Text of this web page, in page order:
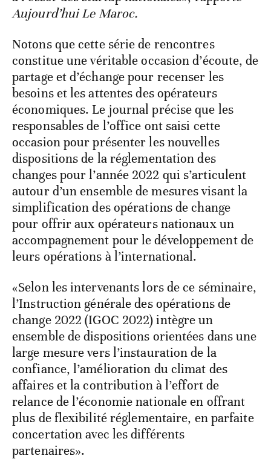
Aujourd’hui Le Maroc.
Notons que cette série de rencontres
constitue une véritable occasion d’écoute, de
partage et d’échange pour recenser les
besoins et les attentes des opérateurs
économiques. Le journal précise que les
responsables de l’office ont saisi cette
occasion pour présenter les nouvelles
dispositions de la réglementation des
changes pour l’année 2022 qui s’articulent
autour d’un ensemble de mesures visant la
simplification des opérations de change
pour offrir aux opérateurs nationaux un
accompagnement pour le développement de
leurs opérations à l’international.
«Selon les intervenants lors de ce séminaire,
l’Instruction générale des opérations de
change 2022 (IGOC 2022) intègre un
ensemble de dispositions orientées dans une
large mesure vers l’instauration de la
confiance, l’amélioration du climat des
affaires et la contribution à l’effort de
relance de l’économie nationale en offrant
plus de flexibilité réglementaire, en parfaite
concertation avec les différents
partenaires».